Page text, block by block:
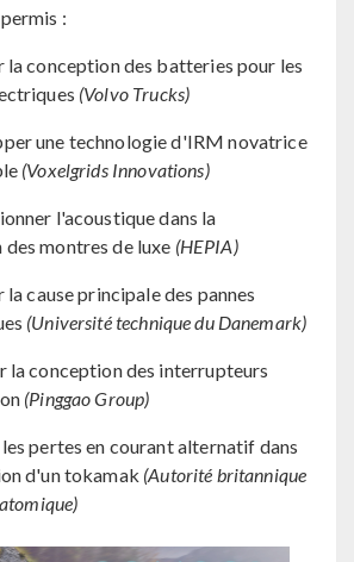
:
la conception des batteries pour les
(Volvo Trucks)
une technologie d'IRM novatrice
(Voxelgrids Innovations)
l'acoustique dans la
montres de luxe (HEPIA)
la cause principale des pannes
(Université technique du Danemark)
la conception des interrupteurs
(Pinggao Group)
pertes en courant alternatif dans
d'un tokamak (Autorité britannique